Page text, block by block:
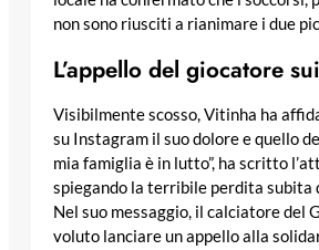
non sono riusciti a rianimare i due
L’appello del giocatore
Visibilmente scosso, Vitinha ha
su Instagram il suo dolore e quello
mia famiglia è in lutto”, ha scritto
spiegando la terribile perdita subita
Nel suo messaggio, il calciatore del
voluto lanciare un appello alla